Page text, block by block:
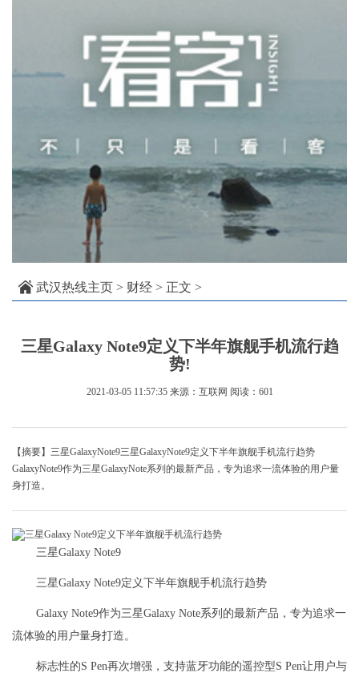
武汉热线主页 > 财经 > 正文 >
三星Galaxy Note9定义下半年旗舰手机流行趋
势!
2021-03-05 11:57:35 来源：互联网 阅读：601
【摘要】三星GalaxyNote9三星GalaxyNote9定义下半年旗舰手机流行趋势
GalaxyNote9作为三星GalaxyNote系列的最新产品，专为追求一流体验的用户量
身打造。
三星Galaxy Note9
三星Galaxy Note9定义下半年旗舰手机流行趋势
Galaxy Note9作为三星Galaxy Note系列的最新产品，专为追求一
流体验的用户量身打造。
标志性的S Pen再次增强，支持蓝牙功能的遥控型S Pen让用户与